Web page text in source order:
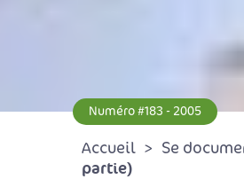
Numéro #183 - 2005
Accueil Se
partie)